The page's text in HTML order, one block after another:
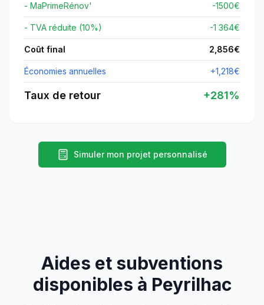
- MaPrimeRénov' -1500€
- TVA réduite (10%) -1 364€
Coût final 2,856€
Économies annuelles +1,218€
Taux de retour +281%
Simuler mon projet personnalisé
Aides et subventions
disponibles à Peyrilhac